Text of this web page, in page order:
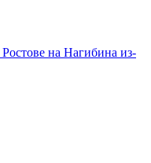
на Нагибина из-